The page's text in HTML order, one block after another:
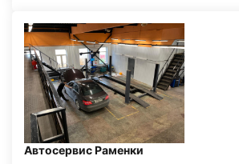
Автосервис Раменки